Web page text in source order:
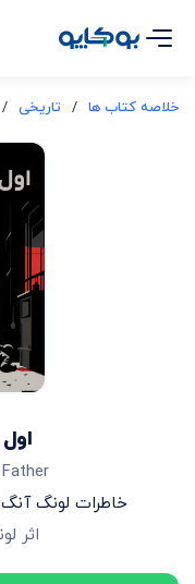
خلاصه کتاب ها / تاریخی /
خاطرات لونگ
اثر